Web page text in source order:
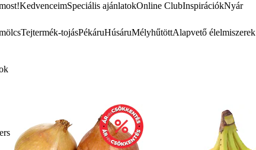
KedvenceimSpeciális ajánlatokOnline ClubInspirációkNyár
Tejtermék-tojásPékáruHúsáruMélyhűtöttAlapvető élelmiszerek